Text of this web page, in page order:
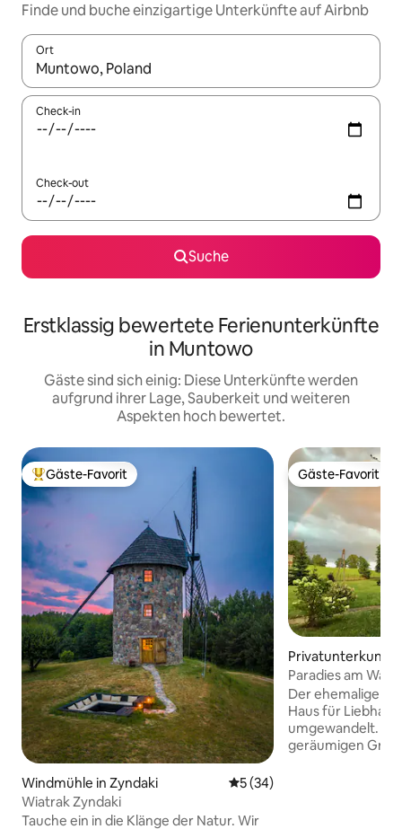
Finde und buche einzigartige Unterkünfte auf Airbnb
Ort
Wenn Ergebnisse verfügbar sind, navigiere mit den
Check-in
Check-out
Suche
Erstklassig bewertete Ferienunterkünfte
in Muntowo
Gäste sind sich einig: Diese Unterkünfte werden
aufgrund ihrer Lage, Sauberkeit und weiteren
Aspekten hoch bewertet.
Beliebter Gäste-Favorit.
Gäste-Favorit
Windmühle in Zyndaki Durchschnittliche
5 (34)
Wiatrak Zyndaki
Tauche ein in die Klänge der Natur. Wir
Gäste-Favorit
Gäste-Favorit
Privatunterkunft
Paradies am
Veranda (Nr. 2)
Der ehemalige
Haus für
umgewandelt.
geräumigen